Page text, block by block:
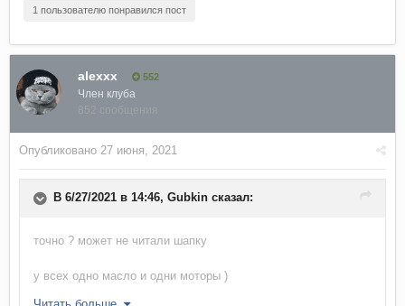
1 пользователю понравился пост
alexxx 552
Член клуба
852 сообщения
Опубликовано 27 июня, 2021
В 6/27/2021 в 14:46, Gubkin сказал:
точно ? может не читали шапку
у всех одно масло и одни моторы )